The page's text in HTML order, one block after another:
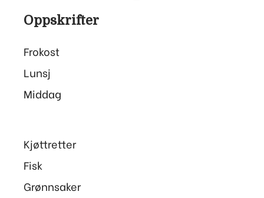
Oppskrifter
Frokost
Lunsj
Middag
Kjøttretter
Fisk
Grønnsaker